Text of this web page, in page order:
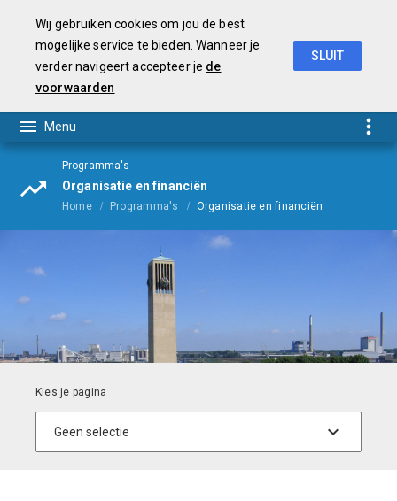
Programma's
Organisatie en financiën
Home Programma's Organisatie en financiën
Wij gebruiken cookies om jou de best
mogelijke service te bieden. Wanneer je
verder navigeert accepteer je de
voorwaarden
SLUIT